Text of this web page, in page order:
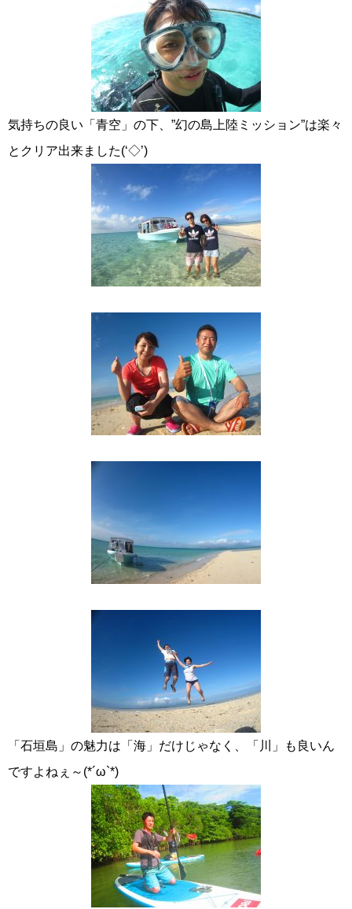
気持ちの良い「青空」の下、”幻の島上陸ミッション”は楽々
とクリア出来ました(‘◇’)ゞ
「石垣島」の魅力は「海」だけじゃなく、「川」も良いん
ですよねぇ～(*´ω`*)